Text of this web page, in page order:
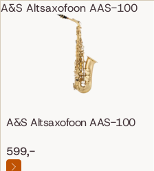
A&S Altsaxofoon AAS-100
A&S Altsaxofoon AAS-100
599,-